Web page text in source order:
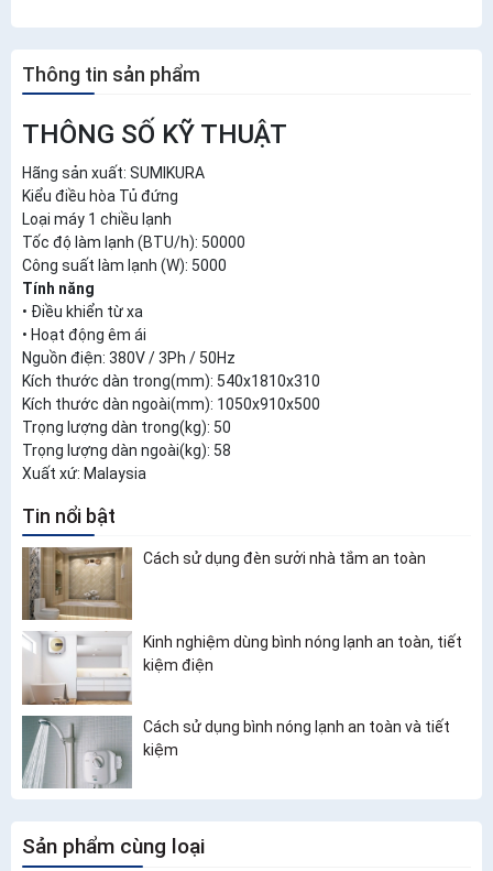
Thông tin sản phẩm
THÔNG SỐ KỸ THUẬT
Hãng sản xuất: SUMIKURA
Kiểu điều hòa Tủ đứng
Loại máy 1 chiều lạnh
Tốc độ làm lạnh (BTU/h): 50000
Công suất làm lạnh (W): 5000
Tính năng
• Điều khiển từ xa
• Hoạt động êm ái
Nguồn điện: 380V / 3Ph / 50Hz
Kích thước dàn trong(mm): 540x1810x310
Kích thước dàn ngoài(mm): 1050x910x500
Trọng lượng dàn trong(kg): 50
Trọng lượng dàn ngoài(kg): 58
Xuất xứ: Malaysia
Tin nổi bật
Cách sử dụng đèn sưởi nhà tắm an toàn
Kinh nghiệm dùng bình nóng lạnh an toàn, tiết
kiệm điện
Cách sử dụng bình nóng lạnh an toàn và tiết
kiệm
Sản phẩm cùng loại